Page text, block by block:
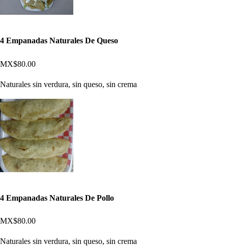
4 Empanadas Naturales De Queso
MX$80.00
Naturales sin verdura, sin queso, sin crema
4 Empanadas Naturales De Pollo
MX$80.00
Naturales sin verdura, sin queso, sin crema